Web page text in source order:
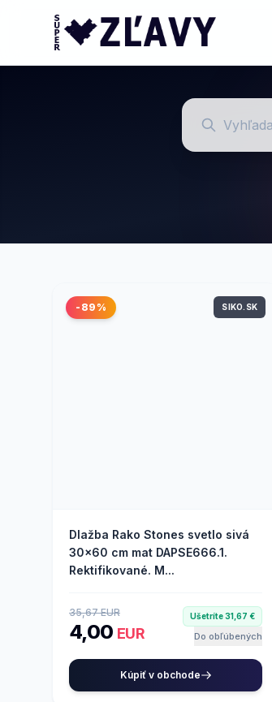
-89% SIKO.SK
Dlažba Rako Stones svetlo sivá
30x60 cm mat DAPSE666.1.
Rektifikované. M...
35,67 EUR
4,00 EUR
Ušetríte 31,67 €
Do obľúbených
Kúpiť v obchode